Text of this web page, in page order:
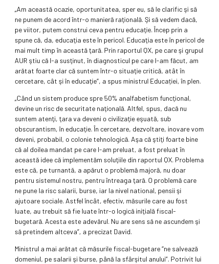
„Am această ocazie, oportunitatea, sper eu, să le clarific şi să
ne punem de acord într-o manieră raţională. Şi să vedem dacă,
pe viitor, putem construi ceva pentru educaţie. Încep prin a
spune că, da, educaţia este în pericol. Educaţia este în pericol de
mai mult timp în această ţară. Prin raportul QX, pe care şi grupul
AUR ştiu că l-a susţinut, în diagnosticul pe care l-am făcut, am
arătat foarte clar că suntem într-o situaţie critică, atât în
cercetare, cât şi în educaţie”, a spus ministrul Educației, în plen.
„Când un sistem produce spre 50% analfabetism funcţional,
devine un risc de securitate naţională. Altfel, spus, dacă nu
suntem atenţi, ţara va deveni o civilizaţie eşuată, sub
obscurantism, în educaţie. În cercetare, dezvoltare, inovare vom
deveni, probabil, o colonie tehnologică. Aşa că ştiţi foarte bine
că al doilea mandat pe care l-am preluat, a fost preluat în
această idee că implementăm soluţiile din raportul QX. Problema
este că, pe turnantă, a apărut o problemă majoră, nu doar
pentru sistemul nostru, pentru întreaga ţară. O problemă care
ne pune la risc salarii, burse, iar la nivel national, pensii şi
ajutoare sociale. Astfel încât, efectiv, măsurile care au fost
luate, au trebuit să fie luate într-o logică iniţială fiscal-
bugetară. Acesta este adevărul. Nu are sens să ne ascundem şi
să pretindem altceva”, a precizat David.
Ministrul a mai arătat că măsurile fiscal-bugetare ”ne salvează
domeniul, pe salarii şi burse, până la sfârşitul anului”. Potrivit lui